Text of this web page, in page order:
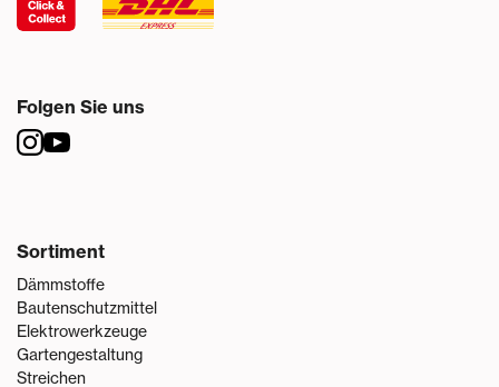
Folgen Sie uns
Sortiment
Dämmstoffe
Bautenschutzmittel
Elektrowerkzeuge
Gartengestaltung
Streichen